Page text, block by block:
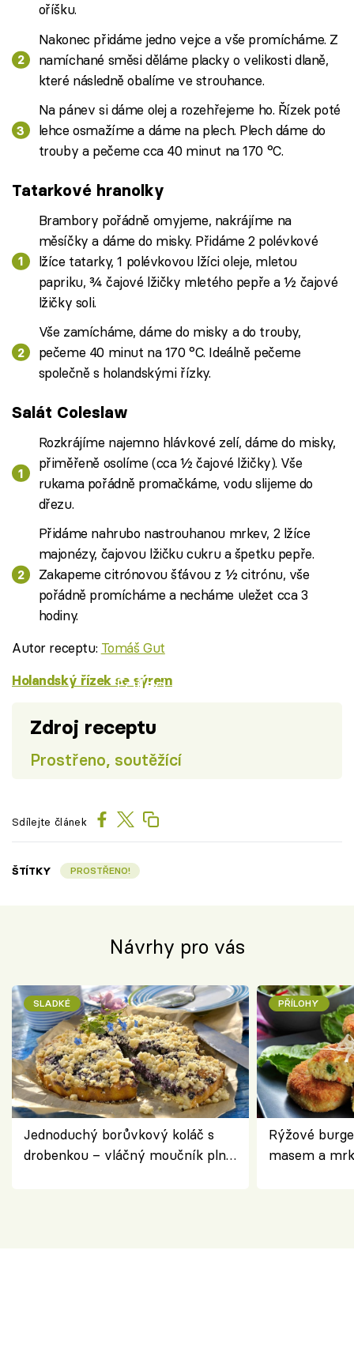
oříšku.
Nakonec přidáme jedno vejce a vše promícháme. Z
namíchané směsi děláme placky o velikosti dlaně,
které následně obalíme ve strouhance.
Na pánev si dáme olej a rozehřejeme ho. Řízek poté
lehce osmažíme a dáme na plech. Plech dáme do
trouby a pečeme cca 40 minut na 170 °C.
Tatarkové hranolky
Brambory pořádně omyjeme, nakrájíme na
měsíčky a dáme do misky. Přidáme 2 polévkové
lžíce tatarky, 1 polévkovou lžíci oleje, mletou
papriku, ¾ čajové lžičky mletého pepře a ½ čajové
lžičky soli.
Vše zamícháme, dáme do misky a do trouby,
pečeme 40 minut na 170 °C. Ideálně pečeme
společně s holandskými řízky.
Salát Coleslaw
Rozkrájíme najemno hlávkové zelí, dáme do misky,
přiměřeně osolíme (cca ½ čajové lžičky). Vše
rukama pořádně promačkáme, vodu slijeme do
dřezu.
Přidáme nahrubo nastrouhanou mrkev, 2 lžíce
majonézy, čajovou lžičku cukru a špetku pepře.
Zakapeme citrónovou šťávou z ½ citrónu, vše
pořádně promícháme a necháme uležet cca 3
hodiny.
Autor receptu: Tomáš Gut
Failed to fetch
Holandský řízek se sýrem
Zdroj receptu
Prostřeno, soutěžící
Sdílejte článek
ŠTÍTKY PROSTŘENO!
Návrhy pro vás
SLADKÉ
Jednoduchý borůvkový koláč s
drobenkou – vláčný moučník plný
PŘÍLOHY
Rýžové
masem a